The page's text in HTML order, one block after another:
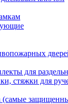
для
стяжки для
(самые